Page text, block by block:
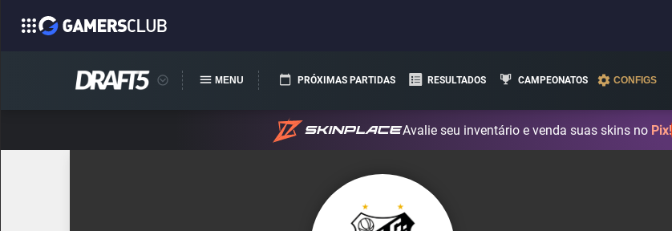
MENU PRÓXIMAS PARTIDAS RESULTADOS CAMPEONATOS CONFIGS
Avalie seu inventário e venda suas skins no Pix!